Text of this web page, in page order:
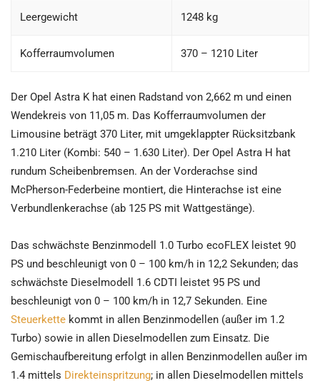
Leergewicht 1248 kg
Kofferraumvolumen 370 – 1210 Liter
Der Opel Astra K hat einen Radstand von 2,662 m und einen
Wendekreis von 11,05 m. Das Kofferraumvolumen der
Limousine beträgt 370 Liter, mit umgeklappter Rücksitzbank
1.210 Liter (Kombi: 540 – 1.630 Liter). Der Opel Astra H hat
rundum Scheibenbremsen. An der Vorderachse sind
McPherson-Federbeine montiert, die Hinterachse ist eine
Verbundlenkerachse (ab 125 PS mit Wattgestänge).
Das schwächste Benzinmodell 1.0 Turbo ecoFLEX leistet 90
PS und beschleunigt von 0 – 100 km/h in 12,2 Sekunden; das
schwächste Dieselmodell 1.6 CDTI leistet 95 PS und
beschleunigt von 0 – 100 km/h in 12,7 Sekunden. Eine
Steuerkette kommt in allen Benzinmodellen (außer im 1.2
Turbo) sowie in allen Dieselmodellen zum Einsatz. Die
Gemischaufbereitung erfolgt in allen Benzinmodellen außer im
1.4 mittels Direkteinspritzung; in allen Dieselmodellen mittels